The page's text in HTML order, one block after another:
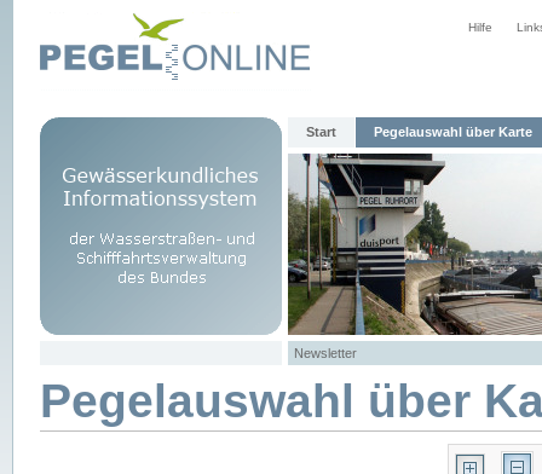
Hilfe
Start Pegelauswahl über Karte
Newsletter
Pegelauswahl über